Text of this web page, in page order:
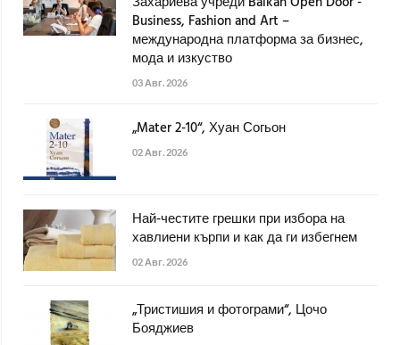
Business, Fashion and Art –
международна платформа за бизнес,
мода и изкуство
03 Авг. 2026
„Mater 2-10“, Хуан Согьон
02 Авг. 2026
Най-честите грешки при избора на
хавлиени кърпи и как да ги избегнем
02 Авг. 2026
„Тристишия и фотограми“, Цочо
Бояджиев